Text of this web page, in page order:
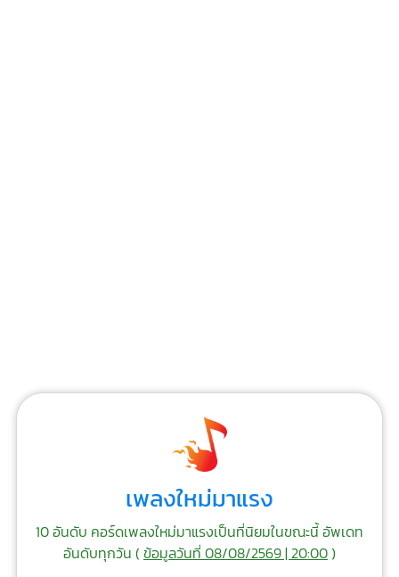
เพลงใหม่มาแรง
10 อันดับ คอร์ดเพลงใหม่มาแรงเป็นที่นิยมในขณะนี้ อัพเดท
อันดับทุกวัน (ข้อมูลวันที่ 08/08/2569 | 20:00)